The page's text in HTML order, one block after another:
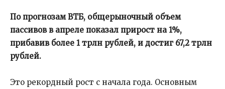
По прогнозам ВТБ, общерыночный объем
пассивов в апреле показал прирост на 1%,
прибавив более 1 трлн рублей, и достиг 67,2 трлн
рублей.
Это рекордный рост с начала года. Основным